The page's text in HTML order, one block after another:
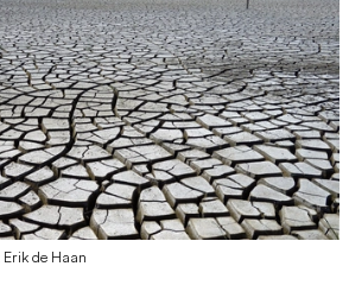
de Haan